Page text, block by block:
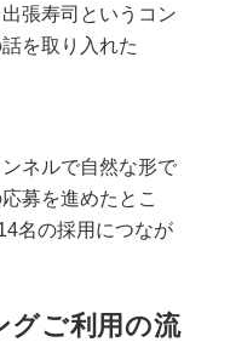
張寿司というコン
を取り入れた
ネルで自然な形で
募を進めたとこ
名の採用につなが
グご利用の流